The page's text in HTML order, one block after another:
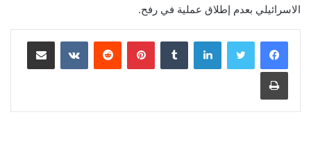
الاسرائيلي بعدم إطلاق عملية في رفح.
لينكدإن بينتيريست مشاركة عبر البريد
طباعة